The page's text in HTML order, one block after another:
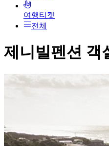
여행티켓
전체
제니빌펜션 객